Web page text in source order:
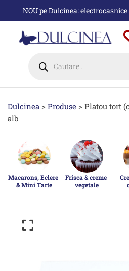
conținut
NOU pe Dulcinea:
search
Dulcinea > Produse > Platou tort
alb
Macarons, Eclere
& Mini Tarte
Frisca & creme
vegetale